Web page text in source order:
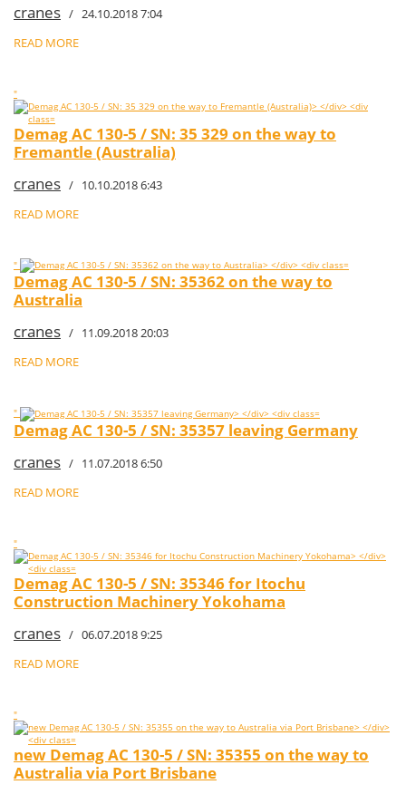
cranes / 24.10.2018 7:04
READ MORE
"
Demag AC 130-5 / SN: 35 329 on the way to
Fremantle (Australia)
cranes / 10.10.2018 6:43
READ MORE
"
Demag AC 130-5 / SN: 35362 on the way to
Australia
cranes / 11.09.2018 20:03
READ MORE
"
Demag AC 130-5 / SN: 35357 leaving Germany
cranes / 11.07.2018 6:50
READ MORE
"
Demag AC 130-5 / SN: 35346 for Itochu
Construction Machinery Yokohama
cranes / 06.07.2018 9:25
READ MORE
"
new Demag AC 130-5 / SN: 35355 on the way to
Australia via Port Brisbane